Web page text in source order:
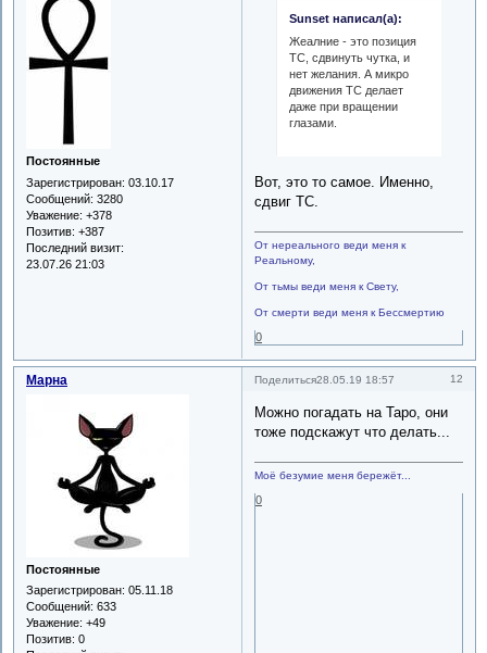
Постоянные
Зарегистрирован: 03.10.17
Сообщений: 3280
Уважение: +378
Позитив: +387
Последний визит:
23.07.26 21:03
Sunset написал(а):
Жеалние - это позиция
ТС, сдвинуть чутка, и
нет желания. А микро
движения ТС делает
даже при вращении
глазами.
Вот, это то самое. Именно,
сдвиг ТС.
От нереального веди меня к
Реальному,
От тьмы веди меня к Свету,
От смерти веди меня к Бессмертию
0
Поделиться 12
28.05.19 18:57
Марна
Постоянные
Зарегистрирован: 05.11.18
Сообщений: 633
Уважение: +49
Позитив: 0
Можно погадать на Таро, они
тоже подскажут что делать...
Моё безумие меня бережёт...
0